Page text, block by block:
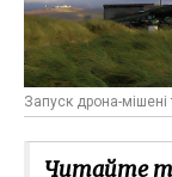
Запуск дрона-мішені
Читайте